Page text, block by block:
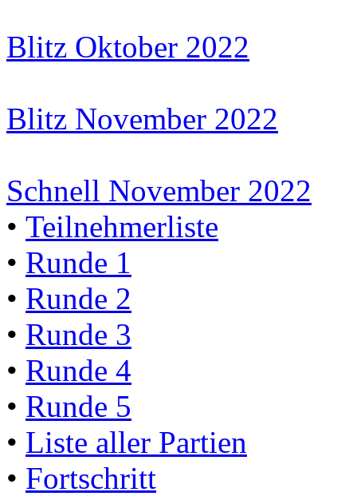
Blitz Oktober 2022
Blitz November 2022
Schnell November 2022
• Teilnehmerliste
• Runde 1
• Runde 2
• Runde 3
• Runde 4
• Runde 5
• Liste aller Partien
• Fortschritt